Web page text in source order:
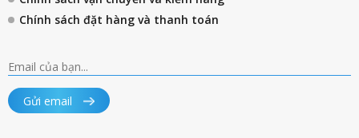
Chính sách đặt hàng và thanh toán
Gửi email